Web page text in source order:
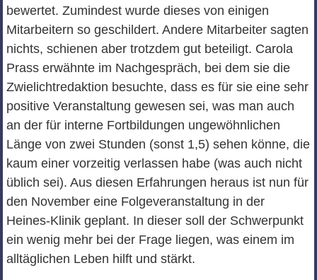
bewertet. Zumindest wurde dieses von einigen
Mitarbeitern so geschildert. Andere Mitarbeiter sagten
nichts, schienen aber trotzdem gut beteiligt. Carola
Prass erwähnte im Nachgespräch, bei dem sie die
Zwielichtredaktion besuchte, dass es für sie eine sehr
positive Veranstaltung gewesen sei, was man auch
an der für interne Fortbildungen ungewöhnlichen
Länge von zwei Stunden (sonst 1,5) sehen könne, die
kaum einer vorzeitig verlassen habe (was auch nicht
üblich sei). Aus diesen Erfahrungen heraus ist nun für
den November eine Folgeveranstaltung in der
Heines-Klinik geplant. In dieser soll der Schwerpunkt
ein wenig mehr bei der Frage liegen, was einem im
alltäglichen Leben hilft und stärkt.